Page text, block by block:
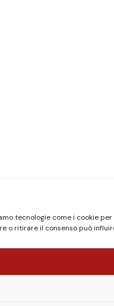
tecnologie come i cookie
o ritirare il consenso può